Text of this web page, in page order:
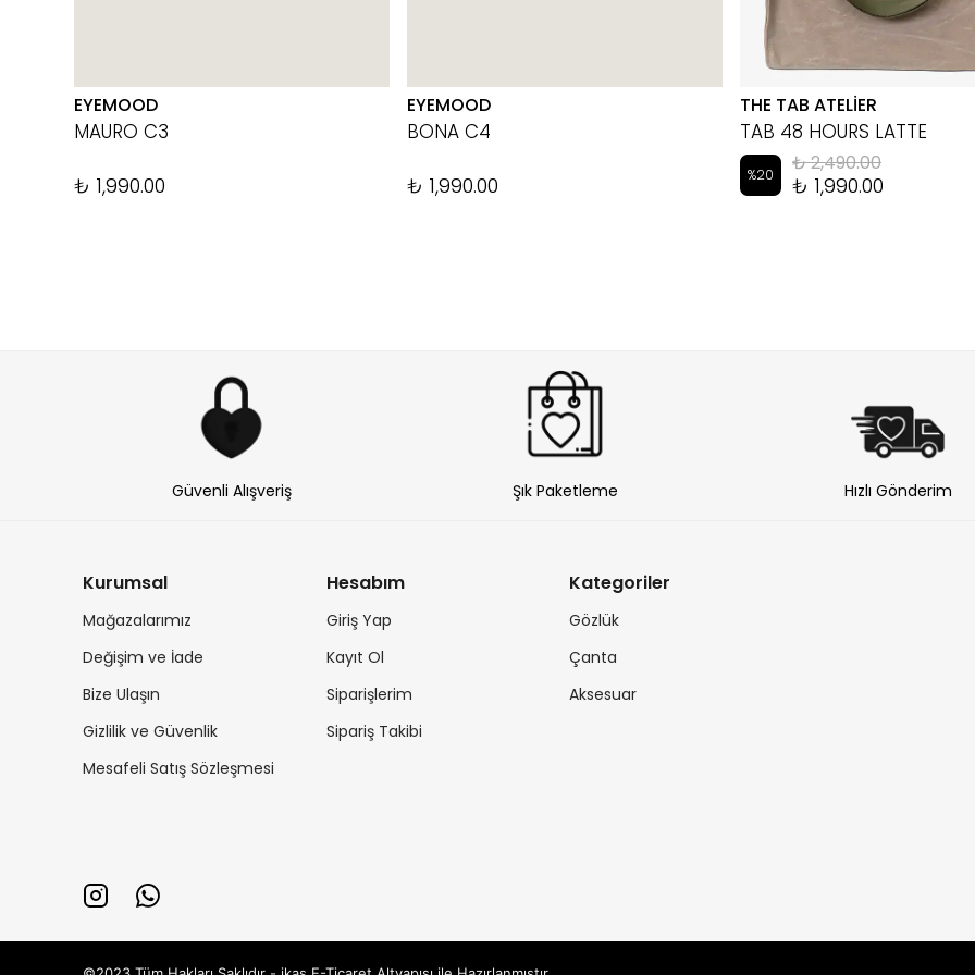
EYEMOOD
MAURO C3
₺ 1,990.00
EYEMOOD
BONA C4
₺ 1,990.00
THE TAB ATELİER
TAB 48 HOURS LATTE
%20 ₺ 2,490.00
₺ 1,990.00
Güvenli Alışveriş Şık Paketleme Hızlı Gönderim
Kurumsal
Mağazalarımız
Değişim ve İade
Bize Ulaşın
Gizlilik ve Güvenlik
Mesafeli Satış Sözleşmesi
Hesabım
Giriş Yap
Kayıt Ol
Siparişlerim
Sipariş Takibi
Kategoriler
Gözlük
Çanta
Aksesuar